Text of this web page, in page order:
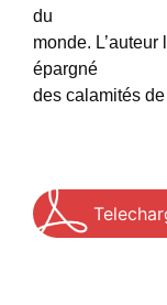
du
monde.
épargné
des calamités